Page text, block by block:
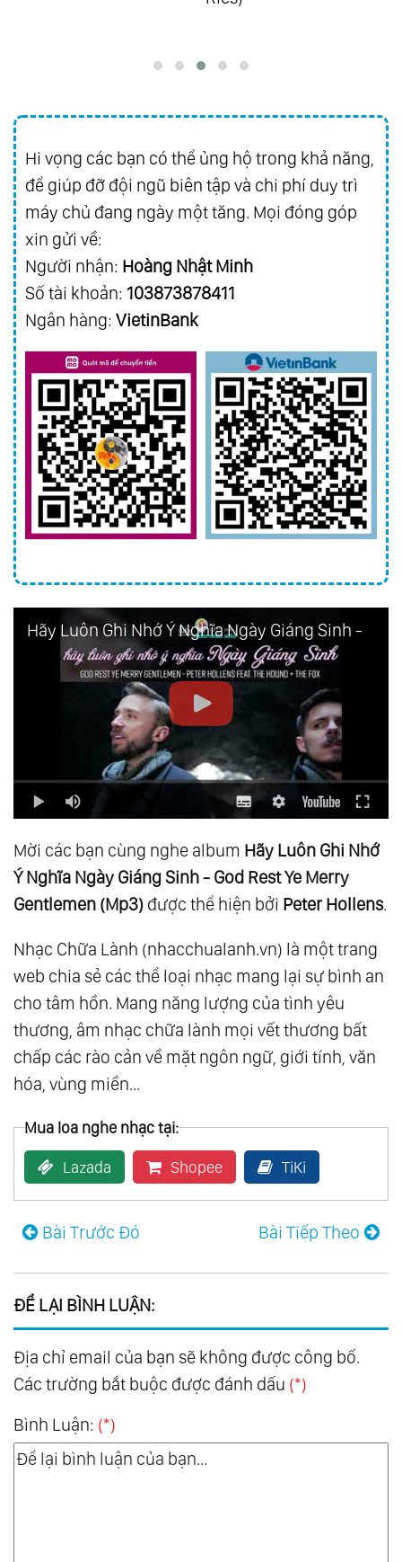
Hi vọng các bạn có thể ủng hộ trong khả năng,
để giúp đỡ đội ngũ biên tập và chi phí duy trì
máy chủ đang ngày một tăng. Mọi đóng góp
xin gửi về:
Người nhận: Hoàng Nhật Minh
Số tài khoản: 103873878411
Ngân hàng: VietinBank
Hãy Luôn Ghi Nhớ Ý Nghĩa Ngày Giáng Sinh -
Mời các bạn cùng nghe album Hãy Luôn Ghi Nhớ
Ý Nghĩa Ngày Giáng Sinh - God Rest Ye Merry
Gentlemen (Mp3) được thể hiện bởi Peter Hollens.
Nhạc Chữa Lành (nhacchualanh.vn) là một trang
web chia sẻ các thể loại nhạc mang lại sự bình an
cho tâm hồn. Mang năng lượng của tình yêu
thương, âm nhạc chữa lành mọi vết thương bất
chấp các rào cản về mặt ngôn ngữ, giới tính, văn
hóa, vùng miền...
Mua loa nghe nhạc tại:
Lazada Shopee TiKi
Bài Trước Đó Bài Tiếp Theo
ĐỂ LẠI BÌNH LUẬN:
Địa chỉ email của bạn sẽ không được công bố.
Các trường bắt buộc được đánh dấu (*)
Bình Luận: (*)